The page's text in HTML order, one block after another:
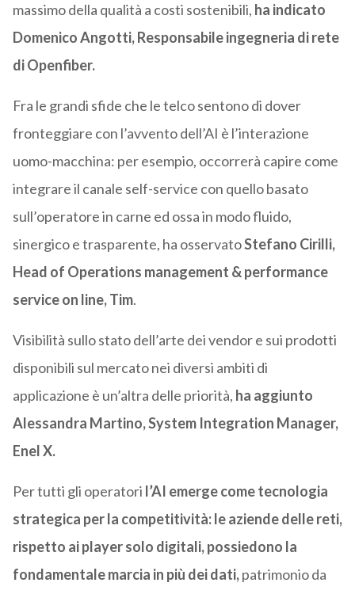
massimo della qualità a costi sostenibili, ha indicato
Domenico Angotti, Responsabile ingegneria di rete
di Openfiber.
Fra le grandi sfide che le telco sentono di dover
fronteggiare con l’avvento dell’AI è l’interazione
uomo-macchina: per esempio, occorrerà capire come
integrare il canale self-service con quello basato
sull’operatore in carne ed ossa in modo fluido,
sinergico e trasparente, ha osservatoStefano Cirilli,
Head of Operations management & performance
service on line, Tim.
Visibilità sullo stato dell’arte dei vendor e sui prodotti
disponibili sul mercato nei diversi ambiti di
applicazione è un’altra delle priorità, ha aggiunto
Alessandra Martino, System Integration Manager,
Enel X.
Per tutti gli operatori l’AI emerge come tecnologia
strategica per la competitività: le aziende delle reti,
rispetto ai player solo digitali, possiedono la
fondamentale marcia in più dei dati,patrimonio da